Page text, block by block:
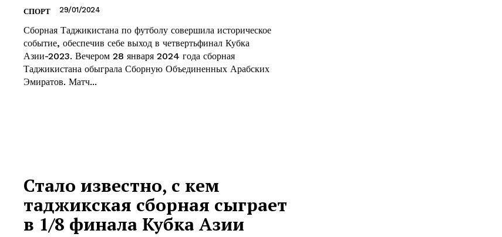
СПОРТ 29/01/2024
Сборная Таджикистана по футболу совершила историческое
событие, обеспечив себе выход в четвертьфинал Кубка
Азии-2023. Вечером 28 января 2024 года сборная
Таджикистана обыграла Сборную Объединенных Арабских
Эмиратов. Матч...
Стало известно, с кем
таджикская сборная сыграет
в 1/8 финала Кубка Азии